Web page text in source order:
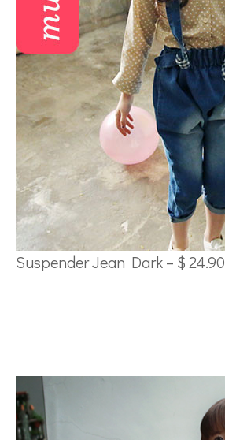
Suspender Jean Dark – $ 24.90